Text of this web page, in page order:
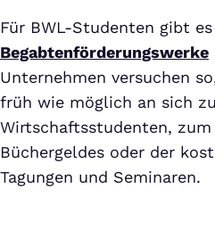
Für BWL-Studenten gibt
Begabtenförderungswerke
Unternehmen versuchen
früh wie möglich an sich
Wirtschaftsstudenten,
Büchergeldes oder der
Tagungen und Seminaren.